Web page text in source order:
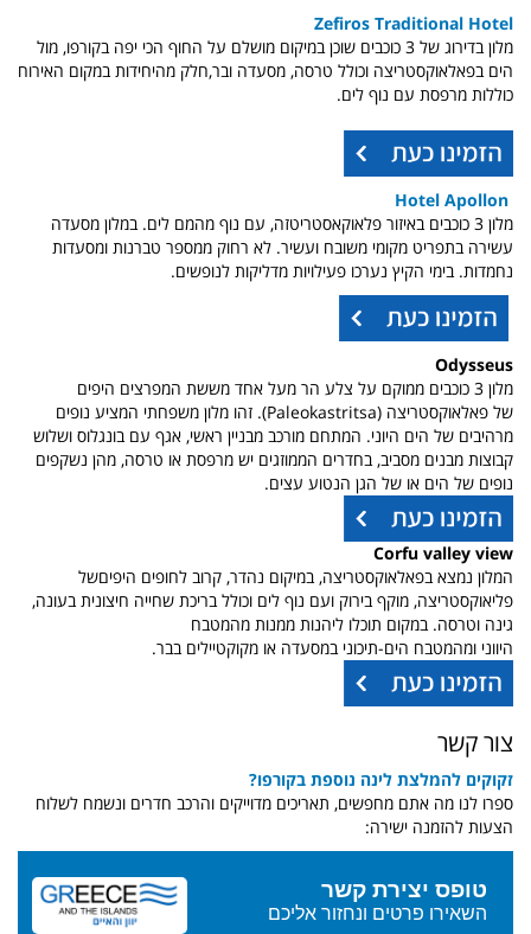
Zefiros Traditional Hotel
מלון בדירוג של 3 כוכבים שוכן במיקום מושלם על החוף הכי יפה בקורפו, מול
הים בפאלאוקסטריצה וכולל טרסה, מסעדה ובר,חלק מהיחידות במקום האירוח
כוללות מרפסת עם נוף לים.
מלון 3 כוכבים באיזור פלאוקאסטריטזה, עם נוף מהמם לים. במלון מסעדה
עשירה בתפריט מקומי משובח ועשיר. לא רחוק ממספר טברנות ומסעדות
נחמדות.בימי הקיץ נערכו פעילויות מדליקות לנופשים.
Odysseus
מלון 3 כוכבים ממוקם על צלע הר מעל אחד מששת המפרצים היפים
של פאלאוקסטריצה
(Paleokastritsa). זהו מלון משפחתי המציע נופים
מרהיבים של הים היוני. המתחם מורכב מבניין ראשי, אגף עם בונגלוס ושלוש
קבוצות מבנים מסביב, בחדרים הממוזגים יש מרפסת או טרסה, מהן נשקפים
נופים של הים או של הגן הנטוע עצים.
Corfu valley view
המלון נמצא בפאלאוקסטריצה, במיקום נהדר, קרוב לחופים היפיםשל
פליאוקסטריצה, מוקף בירוק ועם נוף לים וכולל בריכת שחייה חיצונית בעונה,
גינה וטרסה. במקום תוכלו ליהנות ממנות מהמטבח
היווני ומהמטבח הים-תיכוני במסעדה או מקוקטיילים בבר.
צור קשר
זקוקים להמלצת לינה נוספת בקורפו?
ספרו לנו מה אתם מחפשים, תאריכים מדוייקים והרכב חדרים ונשמח לשלוח
הצעות להזמנה ישירה: